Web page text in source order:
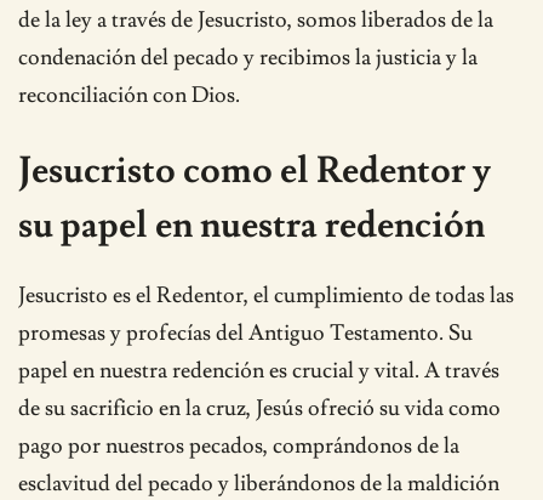
de la ley a través de Jesucristo, somos liberados de la
condenación del pecado y recibimos la justicia y la
reconciliación con Dios.
Jesucristo como el Redentor y
su papel en nuestra redención
Jesucristo es el Redentor, el cumplimiento de todas las
promesas y profecías del Antiguo Testamento. Su
papel en nuestra redención es crucial y vital. A través
de su sacrificio en la cruz, Jesús ofreció su vida como
pago por nuestros pecados, comprándonos de la
esclavitud del pecado y liberándonos de la maldición